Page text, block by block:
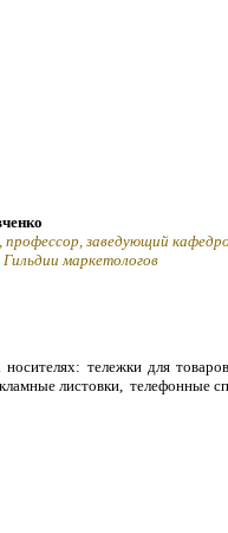
профессор, заведующий
маркетологов
тележки для
листовки, телефонные